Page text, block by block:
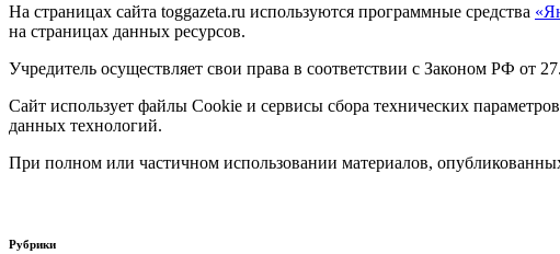
На страницах сайта toggazeta.ru используются программные средства
на страницах данных ресурсов.
Учредитель осуществляет свои права в соответствии с Законом РФ
Сайт использует файлы Cookie и сервисы сбора технических
данных технологий.
При полном или частичном использовании материалов,
Рубрики